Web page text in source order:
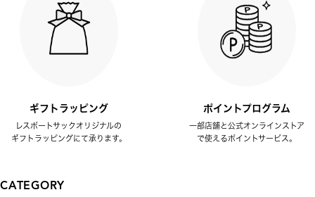
ギフトラッピング
レスポートサックオリジナルの
ギフトラッピングにて承ります。
ポイントプログラム
一部店舗と公式オンラインストア
で使えるポイントサービス。
CATEGORY